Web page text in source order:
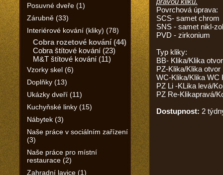
Posuvné dveře (1)
Zárubně (33)
Interiérové kování (kliky) (78)
Cobra rozetové kování (44)
Cobra štítové kování (23)
M&T štítové kování (11)
Vzorky skel (6)
Doplňky (13)
Ukázky dveří (11)
Kuchyňské linky (15)
Nábytek (3)
Naše práce v sociálním zařízení
(3)
Naše práce pro místní
restaurace (2)
Zahradní lavice (1)
Povrchová úprava:
SCS- samet chrom
SNS - samet nikl-
PVD - zirkonium
Typ kliky:
BB- Klika/Klika
PZ-Klika/Klika
WC-Klika/Klika WC
PZ Li -KLika levá/
PZ Re-Klikapravá/
Dostupnost: 2